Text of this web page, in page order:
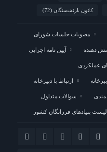
کانون بازنشستگان (72)
مصوبات جلسات شورای
دهنده آیین نامه اجرایی
عملکردی
ارتباط با دبیرخانه
سوالات متداول
لیست بنیادهای فرزانگان کشور